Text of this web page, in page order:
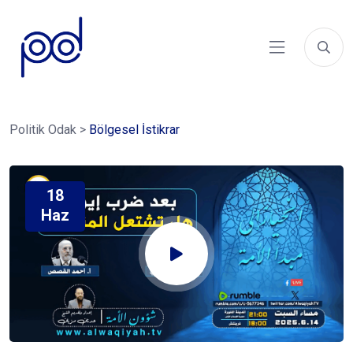
Politik Odak > Bölgesel İstikrar
18
Haz